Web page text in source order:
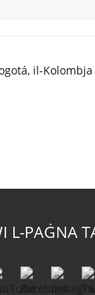
il-Kolombja
L-PAĠNA